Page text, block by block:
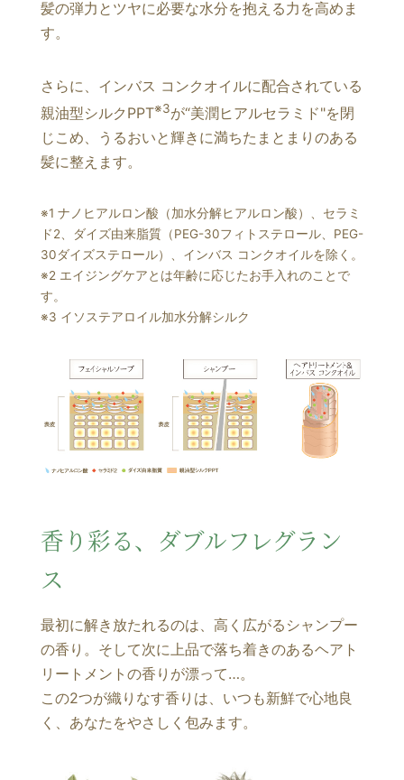
髪の弾力とツヤに必要な水分を抱える力を高めま
す。
さらに、インバス コンクオイルに配合されている
親油型シルクPPT※3が“美潤ヒアルセラミド"を閉
じこめ、うるおいと輝きに満ちたまとまりのある
髪に整えます。
※1 ナノヒアルロン酸（加水分解ヒアルロン酸）、セラミ
ド2、ダイズ由来脂質（PEG-30フィトステロール、PEG-
30ダイズステロール）、インバス コンクオイルを除く。
※2 エイジングケアとは年齢に応じたお手入れのことで
す。
※3 イソステアロイル加水分解シルク
香り彩る、ダブルフレグラン
ス
最初に解き放たれるのは、高く広がるシャンプー
の香り。そして次に上品で落ち着きのあるヘアト
リートメントの香りが漂って…。
この2つが織りなす香りは、いつも新鮮で心地良
く、あなたをやさしく包みます。